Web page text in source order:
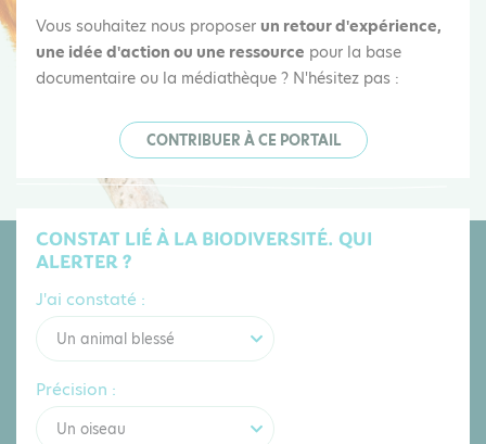
Vous souhaitez nous proposer un retour d'expérience,
une idée d'action ou une ressource pour la base
documentaire ou la médiathèque ? N'hésitez pas :
CONTRIBUER À CE PORTAIL
CONSTAT LIÉ À LA BIODIVERSITÉ. QUI
ALERTER ?
J'ai constaté :
Un animal blessé
Précision :
Un oiseau